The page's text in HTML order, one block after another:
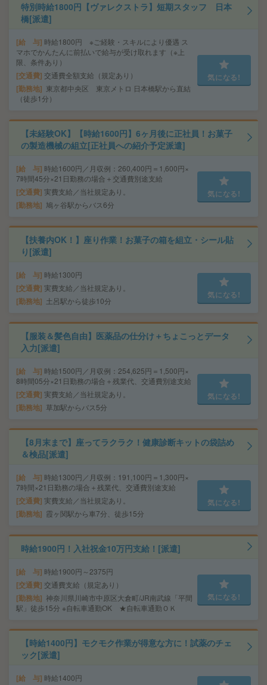
特別時給1800円【ヴァレクストラ】短期スタッフ 日本
橋[派遣]
給 与 時給1800円 ※ご経験・スキルにより優遇 ス
マホでかんたんに前払いで給与が受け取れます（※上
限、条件あり）
交通費 交通費全額支給（規定あり）
勤務地
東京都中央区 東京メトロ 日本橋駅から直結
（徒歩1分）
気になる!
【未経験OK】【時給1600円】6ヶ月後に正社員！お菓子
の製造機械の組立[正社員への紹介予定派遣]
給 与 時給1600円／月収例：260,400円＝1,600円×
7時間45分×21日勤務の場合＋交通費別途支給
交通費 実費支給／当社規定あり。
勤務地 鳩ヶ谷駅からバス6分
気になる!
【扶養内OK！】座り作業！お菓子の箱を組立・シール貼
り[派遣]
給 与 時給1300円
交通費 実費支給／当社規定あり。
勤務地 土呂駅から徒歩10分
気になる!
【服装＆髪色自由】医薬品の仕分け＋ちょこっとデータ
入力[派遣]
給 与 時給1500円／月収例：254,625円＝1,500円×
8時間05分×21日勤務の場合＋残業代、交通費別途支給
交通費 実費支給／当社規定あり。
勤務地 草加駅からバス5分
気になる!
【8月末まで】座ってラクラク！健康診断キットの袋詰め
＆検品[派遣]
給 与 時給1300円／月収例：191,100円＝1,300円×
7時間×21日勤務の場合＋残業代、交通費別途支給
交通費 実費支給／当社規定あり。
勤務地 霞ヶ関駅から車7分、徒歩15分
気になる!
時給1900円！入社祝金10万円支給！[派遣]
給 与 時給1900円～2375円
交通費 交通費支給（規定あり）
勤務地 神奈川県川崎市中原区大倉町/JR南武線「平間
駅」徒歩15分 ※自転車通勤OK ★自転車通勤ＯＫ
気になる!
【時給1400円】モクモク作業が得意な方に！試薬のチェ
ック[派遣]
給 与 時給1400円